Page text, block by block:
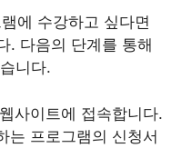
에 수강하고 싶다면
. 다음의 단계를 통해
니다.
사이트에 접속합니다.
는 프로그램의 신청서